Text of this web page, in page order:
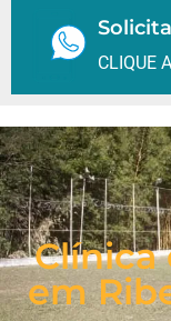
CLIQUE
Clínica
em